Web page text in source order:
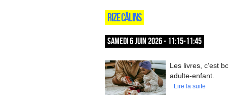
RIZE CÂLINS
SAMEDI 6 JUIN 2026 - 11:15-11:45
Les livres, c’est
adulte-enfant.
Lire la suite